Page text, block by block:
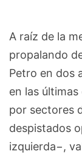
A raíz de la
propalando
Petro en dos
en las
por sectores
despistados
izquierda−,